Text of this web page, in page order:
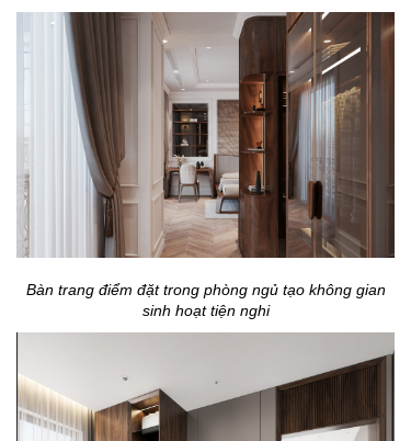
Bàn trang điểm đặt trong phòng ngủ tạo không gian
sinh hoạt tiện nghi